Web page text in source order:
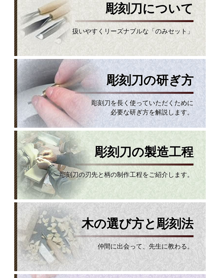
彫刻刀について
扱いやすくリーズナブルな「のみセット」
彫刻刀の研ぎ方
彫刻刀を長く使っていただくために
必要な研ぎ方を解説します。
彫刻刀の製造工程
彫刻刀の刃先と柄の制作工程をご紹介します。
木の選び方と彫刻法
仲間に出会って、先生に教わる。